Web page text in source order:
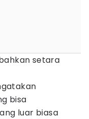
setara
bisa
luar biasa